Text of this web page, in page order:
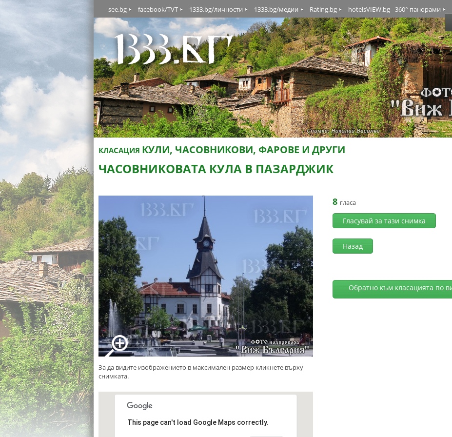
see.bg facebook/TVT 1333.bg/личности 1333.bg/медии Rating.bg hotelsVIEW.bg - 360° панорами
КЛАСАЦИЯ КУЛИ, ЧАСОВНИКОВИ, ФАРОВЕ И ДРУГИ
ЧАСОВНИКОВАТА КУЛА В ПАЗАРДЖИК
За да видите изображението в максимален размер кликнете върху
снимката.
8 гласа
Гласувай за тази снимка
Назад
Обратно към класацията по
This page can't load Google Maps correctly.